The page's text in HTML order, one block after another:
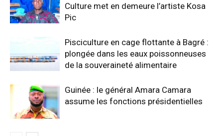
Culture met en demeure l’artiste Kosa
Pic
Pisciculture en cage flottante à Bagré :
plongée dans les eaux poissonneuses
de la souveraineté alimentaire
Guinée : le général Amara Camara
assume les fonctions présidentielles